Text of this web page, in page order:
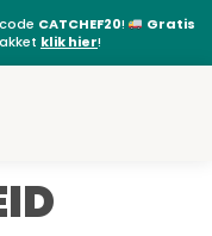
CATCHEF20!
Gratis
klik hier!